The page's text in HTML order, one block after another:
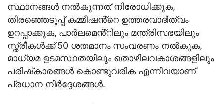
സ്ഥാനങ്ങൾ നൽകുന്നത് നിരോധിക്കുക,
തിരഞ്ഞെടുപ്പ് കമ്മീഷൻ്റെ ഉത്തരവാദിത്വം
ഉറപ്പാക്കുക, പാർലമെൻ്റിലും മന്ത്രിസഭയിലും
സ്ത്രീകൾക്ക് 50 ശതമാനം സംവരണം നൽകുക,
മാധ്യമ ഉടമസ്ഥതയിലും തൊഴിലവകാശങ്ങളിലും
പരിഷ്‌കാരങ്ങൾ കൊണ്ടുവരിക എന്നിവയാണ്
പ്രധാന നിർദ്ദേശങ്ങൾ.